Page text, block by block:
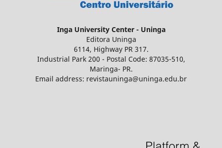
Inga University Center - Uninga
Editora Uninga
6114, Highway PR 317.
Industrial Park 200 - Postal Code: 87035-510,
Maringa- PR.
Email address: revistauninga@uninga.edu.br